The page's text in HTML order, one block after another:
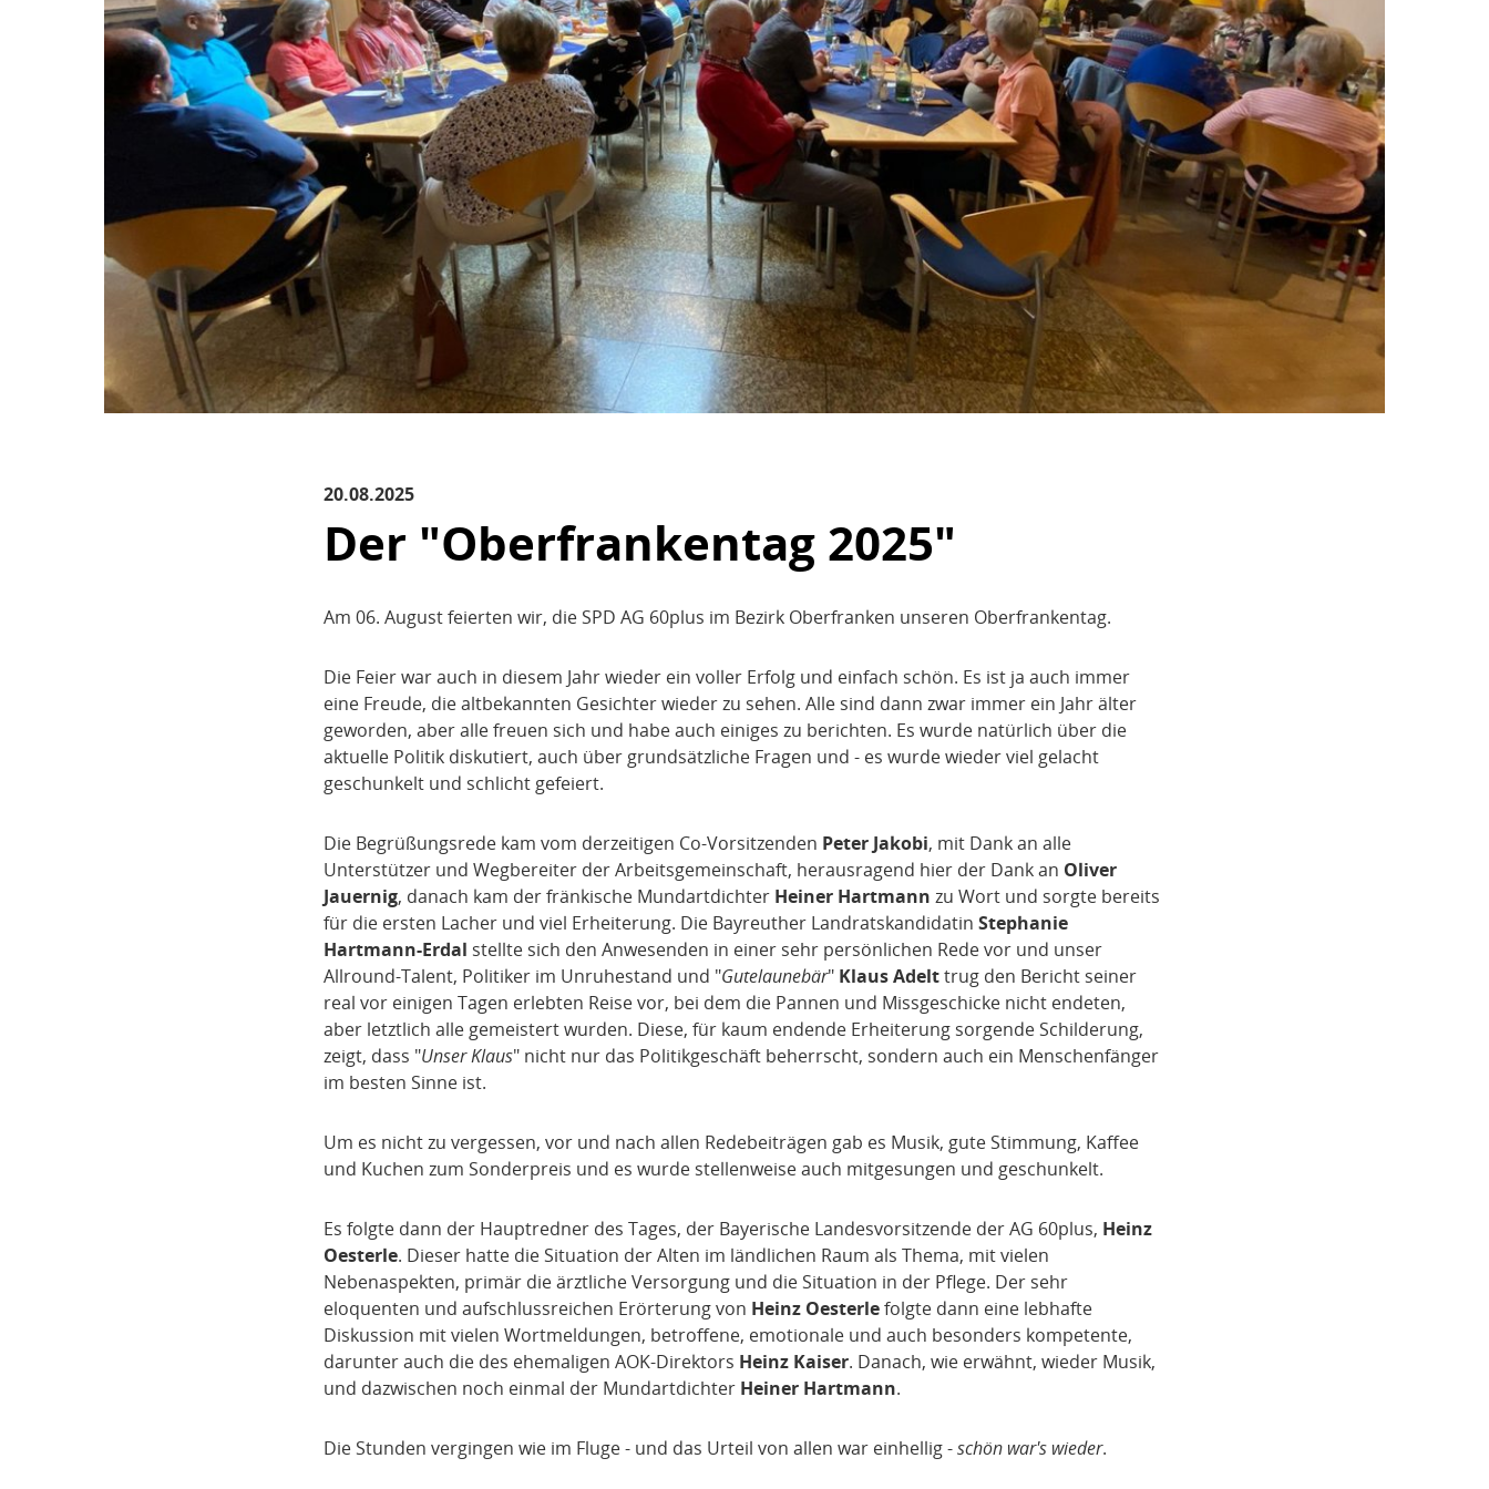
20.08.2025
Der "Oberfrankentag 2025"
Am 06. August feierten wir, die SPD AG 60plus im Bezirk Oberfranken unseren Oberfrankentag.
Die Feier war auch in diesem Jahr wieder ein voller Erfolg und einfach schön. Es ist ja auch immer
eine Freude, die altbekannten Gesichter wieder zu sehen. Alle sind dann zwar immer ein Jahr älter
geworden, aber alle freuen sich und habe auch einiges zu berichten. Es wurde natürlich über die
aktuelle Politik diskutiert, auch über grundsätzliche Fragen und - es wurde wieder viel gelacht
geschunkelt und schlicht gefeiert.
Die Begrüßungsrede kam vom derzeitigen Co-Vorsitzenden Peter Jakobi, mit Dank an alle
Unterstützer und Wegbereiter der Arbeitsgemeinschaft, herausragend hier der Dank an Oliver
Jauernig, danach kam der fränkische Mundartdichter Heiner Hartmann zu Wort und sorgte bereits
für die ersten Lacher und viel Erheiterung. Die Bayreuther Landratskandidatin Stephanie
Hartmann-Erdal stellte sich den Anwesenden in einer sehr persönlichen Rede vor und unser
Allround-Talent, Politiker im Unruhestand und "Gutelaunebär" Klaus Adelttrug den Bericht seiner
real vor einigen Tagen erlebten Reise vor, bei dem die Pannen und Missgeschicke nicht endeten,
aber letztlich alle gemeistert wurden. Diese, für kaum endende Erheiterung sorgende Schilderung,
zeigt, dass "Unser Klaus" nicht nur das Politikgeschäft beherrscht, sondern auch ein Menschenfänger
im besten Sinne ist.
Um es nicht zu vergessen, vor und nach allen Redebeiträgen gab es Musik, gute Stimmung, Kaffee
und Kuchen zum Sonderpreis und es wurde stellenweise auch mitgesungen und geschunkelt.
Es folgte dann der Hauptredner des Tages, der Bayerische Landesvorsitzende der AG 60plus, Heinz
Oesterle. Dieser hatte die Situation der Alten im ländlichen Raum als Thema, mit vielen
Nebenaspekten, primär die ärztliche Versorgung und die Situation in der Pflege. Der sehr
eloquenten und aufschlussreichen Erörterung von Heinz Oesterlefolgte dann eine lebhafte
Diskussion mit vielen Wortmeldungen, betroffene, emotionale und auch besonders kompetente,
darunter auch die des ehemaligen AOK-Direktors Heinz Kaiser. Danach, wie erwähnt, wieder Musik,
und dazwischen noch einmal der Mundartdichter Heiner Hartmann.
Die Stunden vergingen wie im Fluge - und das Urteil von allen war einhellig -schön war's wieder.